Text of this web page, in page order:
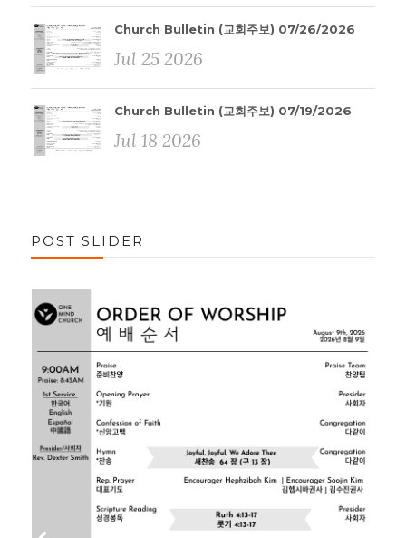
Church Bulletin (교회주보) 07/26/2026
Jul 25 2026
Church Bulletin (교회주보) 07/19/2026
Jul 18 2026
POST SLIDER